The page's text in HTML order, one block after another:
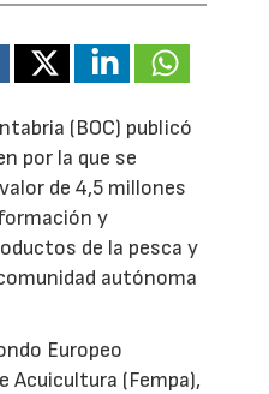
(BOC) publicó
por la que se
de 4,5 millones
y
de la pesca y
autónoma
Europeo
Acuicultura (Fempa),